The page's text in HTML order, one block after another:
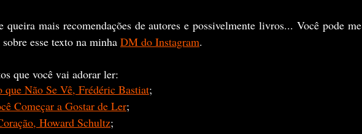
queira mais recomendações de autores e possivelmente livros... Você pode me
esse texto na minha DM do Instagram.
que você vai adorar ler:
que Não Se Vê, Frédéric Bastiat;
Começar a Gostar de Ler;
Howard Schultz;